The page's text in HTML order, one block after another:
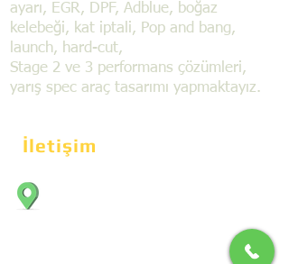
ayarı, EGR, DPF, Adblue, boğaz
kelebeği, kat iptali, Pop and bang,
launch, hard-cut,
Stage 2 ve 3 performans çözümleri,
yarış spec araç tasarımı yapmaktayız.
İletişim